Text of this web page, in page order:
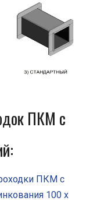
ПКМ с
ПКМ с
100 x